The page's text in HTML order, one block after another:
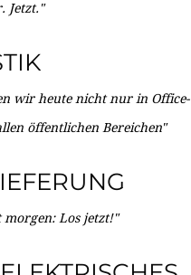
Jetzt."
wir heute nicht nur in Office-
öffentlichen Bereichen"
morgen: Los jetzt!"